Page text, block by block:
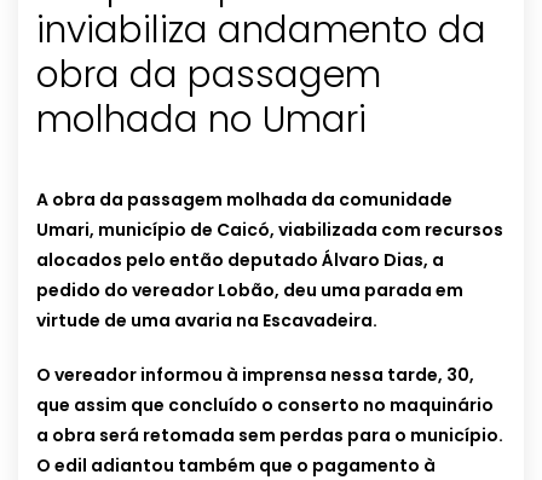
inviabiliza andamento da
obra da passagem
molhada no Umari
A obra da passagem molhada da comunidade
Umari, município de Caicó, viabilizada com recursos
alocados pelo então deputado Álvaro Dias, a
pedido do vereador Lobão, deu uma parada em
virtude de uma avaria na Escavadeira.
O vereador informou à imprensa nessa tarde, 30,
que assim que concluído o conserto no maquinário
a obra será retomada sem perdas para o município.
O edil adiantou também que o pagamento à